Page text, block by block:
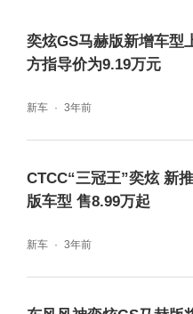
所有应该在十几万级
奕炫GS马赫版的后
展容积1109L，此外
式放倒，可拓展到
件和大件物品的装载
空间利用率更高，载
都能实现全场景满足
奕炫GS马赫版新增车型
方指导价为9.19万元
新车 3年前
CTCC“三冠王”奕炫 新
版车型 售8.99万起
新车 3年前